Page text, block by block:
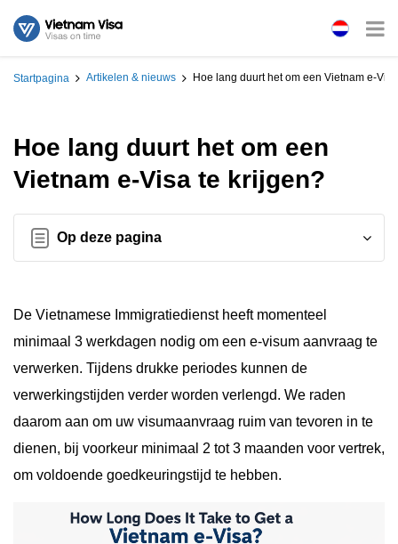
Startpagina Artikelen & nieuws Hoe lang duurt het om een Vietnam e-
Hoe lang duurt het om een
Vietnam e-Visa te krijgen?
Op deze pagina
De Vietnamese Immigratiedienst heeft momenteel
minimaal 3 werkdagen nodig om een e-visum aanvraag te
verwerken. Tijdens drukke periodes kunnen de
verwerkingstijden verder worden verlengd. We raden
daarom aan om uw visumaanvraag ruim van tevoren in te
dienen, bij voorkeur minimaal 2 tot 3 maanden voor vertrek,
om voldoende goedkeuringstijd te hebben.